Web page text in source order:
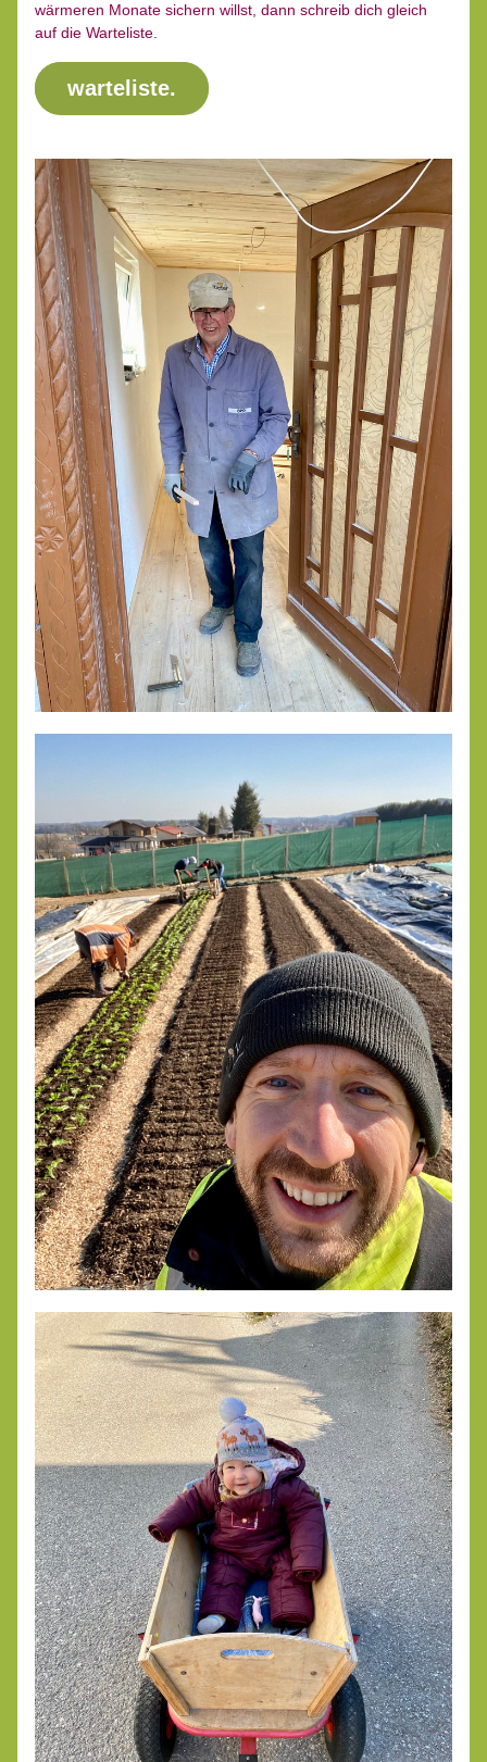
wärmeren Monate sichern willst, dann schreib dich gleich
auf die Warteliste.
warteliste.